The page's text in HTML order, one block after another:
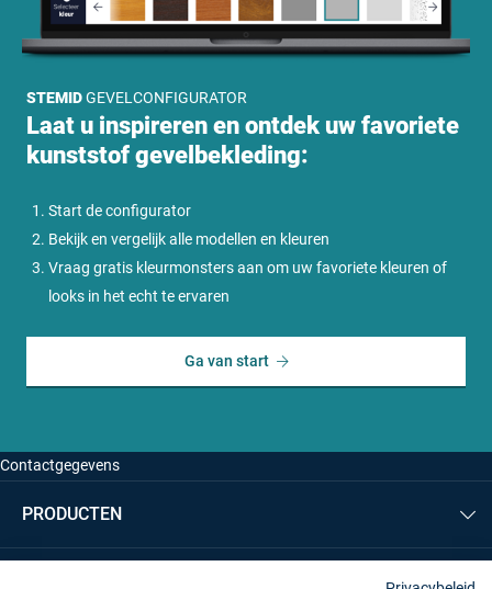
STEMIDGEVELCONFIGURATOR
Laat u inspireren en ontdek uw favoriete
kunststof gevelbekleding:
Start de configurator
Bekijk en vergelijk alle modellen en kleuren
Vraag gratis kleurmonsters aan om uw favoriete kleuren of
looks in het echt te ervaren
Ga van start
Contactgegevens
De Chamotte 1
4191 GT Geldermalsen
PRODUCTEN
Gevel